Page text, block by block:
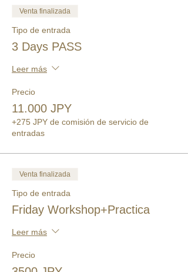
Venta finalizada
Tipo de entrada
3 Days PASS
Leer más
Precio
11.000 JPY
+275 JPY de comisión de servicio de
entradas
Venta finalizada
Tipo de entrada
Friday Workshop+Practica
Leer más
Precio